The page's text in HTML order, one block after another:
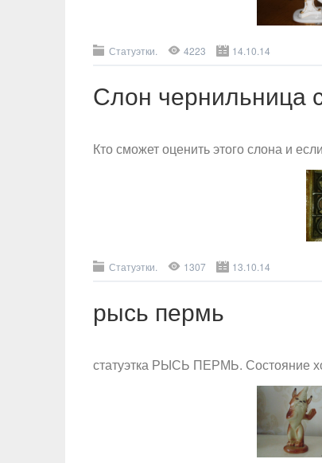
Статуэтки. 4223 14.10.14
Слон чернильница
Кто сможет оценить этого слона и
Статуэтки. 1307 13.10.14
рысь пермь
статуэтка РЫСЬ ПЕРМЬ. Состояние